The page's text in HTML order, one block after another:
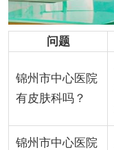
问题
锦州市中心医院
有皮肤科吗？
锦州市中心医院